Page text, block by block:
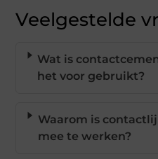
Veelgestelde
Wat is
het voor gebruikt?
Waarom is
mee te werken?